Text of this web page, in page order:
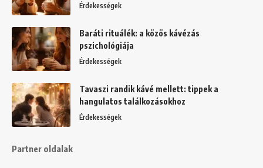
Érdekességek
Baráti rituálék: a közös kávézás
pszichológiája
Érdekességek
Tavaszi randik kávé mellett: tippek a
hangulatos találkozásokhoz
Érdekességek
Partner oldalak